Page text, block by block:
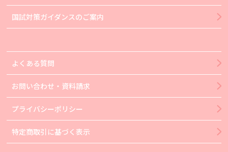
国試対策ガイダンスのご案内
よくある質問
お問い合わせ・資料請求
プライバシーポリシー
特定商取引に基づく表示